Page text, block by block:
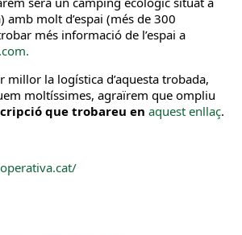
amb molt d’espai (més de 300
més informació de l’espai a
millor la logística d’aquesta trobada,
moltíssimes, agraïrem que ompliu
que trobareu en aquest enllaç.